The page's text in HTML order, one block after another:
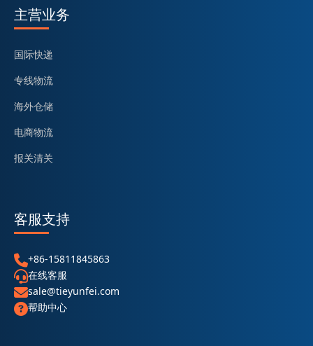
主营业务
国际快递
专线物流
海外仓储
电商物流
报关清关
客服支持
+86-15811845863
在线客服
sale@tieyunfei.com
帮助中心